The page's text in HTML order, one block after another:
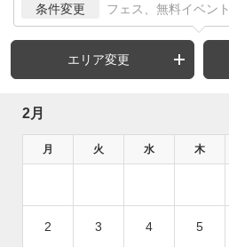
条件変更 フェス、無料イベント
エリア変更
2月
月 火 水 木
2 3 4 5